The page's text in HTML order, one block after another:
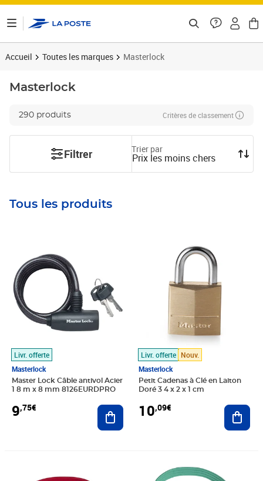
Accueil Toutes les marques Masterlock
Masterlock
290 produits Critères de classement
Filtrer Trier par
Prix les moins chers
Tous les produits
Livr. offerte
Masterlock
Master Lock Câble antivol Acier
1 8 m x 8 mm 8126EURDPRO
9,75€ Ajouter au panier
Livr. offerte Nouv.
Masterlock
Petit Cadenas à Clé en Laiton
Doré 3 4 x 2 x 1 cm
10,09€
Prix 11,71€